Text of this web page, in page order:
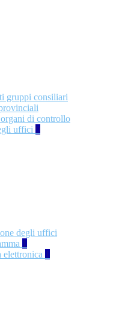
gruppi consiliari
di controllo
uffici 9
degli uffici
1
elettronica 1